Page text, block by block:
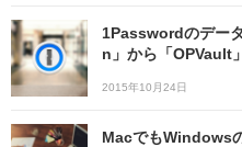
1Passwordのデー
n」から「OPVault
2015年10月24日
MacでもWindows